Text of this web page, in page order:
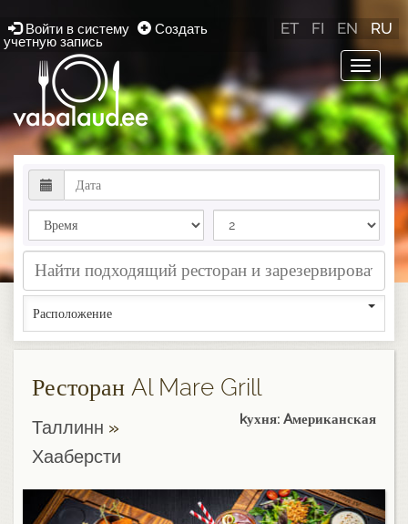
Toggle
Войти в систему
Создать
учетную запись
ET FI EN RU
Расположение
Ресторан Al Mare Grill
Таллинн »
Хааберсти
kухня: Aмериканская